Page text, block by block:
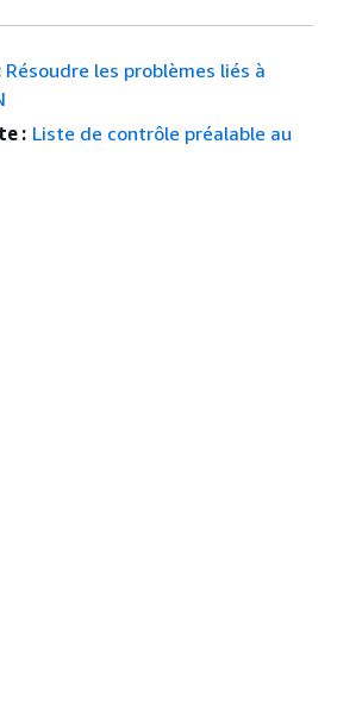
Résoudre les problèmes liés à
: Liste de contrôle préalable au